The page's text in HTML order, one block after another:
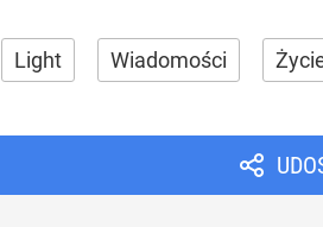
Light Wiadomości